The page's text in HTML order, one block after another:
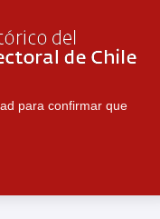
para confirmar que